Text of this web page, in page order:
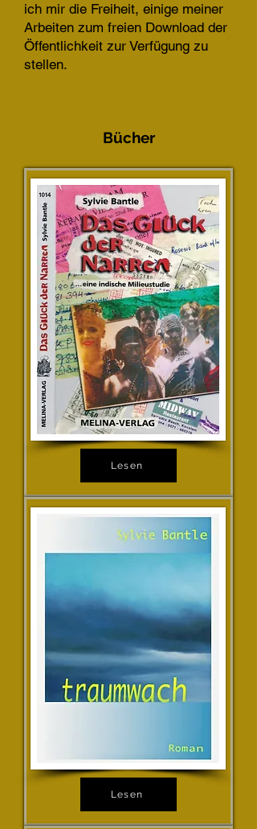
ich mir die Freiheit, einige meiner
Arbeiten zum freien Download der
Öffentlichkeit zur Verfügung zu
stellen.
Bücher
Lesen
Lesen